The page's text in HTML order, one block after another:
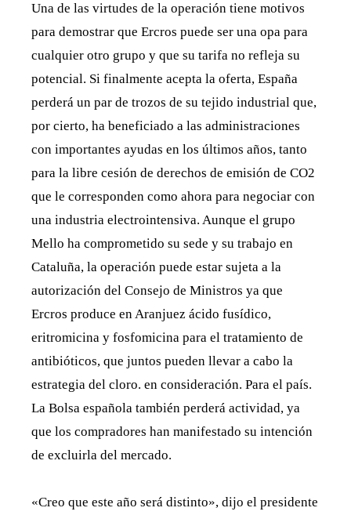
Una de las virtudes de la operación tiene motivos
para demostrar que Ercros puede ser una opa para
cualquier otro grupo y que su tarifa no refleja su
potencial. Si finalmente acepta la oferta, España
perderá un par de trozos de su tejido industrial que,
por cierto, ha beneficiado a las administraciones
con importantes ayudas en los últimos años, tanto
para la libre cesión de derechos de emisión de CO2
que le corresponden como ahora para negociar con
una industria electrointensiva. Aunque el grupo
Mello ha comprometido su sede y su trabajo en
Cataluña, la operación puede estar sujeta a la
autorización del Consejo de Ministros ya que
Ercros produce en Aranjuez ácido fusídico,
eritromicina y fosfomicina para el tratamiento de
antibióticos, que juntos pueden llevar a cabo la
estrategia del cloro. en consideración. Para el país.
La Bolsa española también perderá actividad, ya
que los compradores han manifestado su intención
de excluirla del mercado.
«Creo que este año será distinto», dijo el presidente